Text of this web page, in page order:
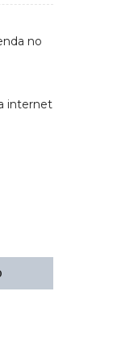
no
internet